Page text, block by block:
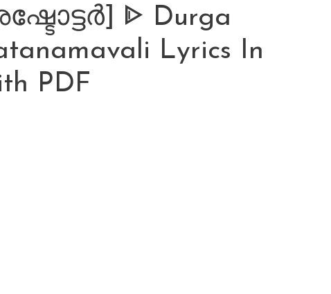
ᐈ Durga
Lyrics In
PDF